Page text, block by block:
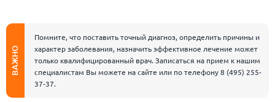
ВАЖНО
Помните, что поставить точный диагноз, определить причины и
характер заболевания, назначить эффективное лечение может
только квалифицированный врач. Записаться на прием к нашим
специалистам Вы можете на сайте или по телефону8 (495) 255-
37-37.